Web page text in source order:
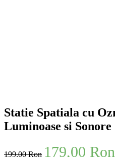
Statie Spatiala cu
Luminoase si Sonore
199,00Ron
Prețul
179,00 Ron